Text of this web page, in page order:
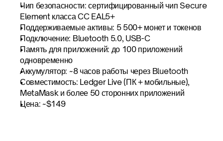
Чип безопасности: сертифицированный чип Secure
Element класса CC EAL5+
Поддерживаемые активы: 5 500+ монет и токенов
Подключение: Bluetooth 5.0, USB-C
Память для приложений: до 100 приложений
одновременно
Аккумулятор: ~8 часов работы через Bluetooth
Совместимость: Ledger Live (ПК + мобильные),
MetaMask и более 50 сторонних приложений
Цена: ~$149